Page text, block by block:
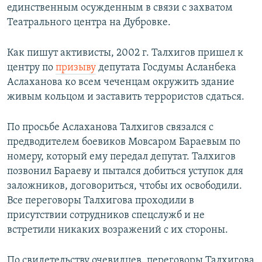
единственным осужденным в связи с захватом
Театрального центра на Дубровке.
Как пишут активисты, 2002 г. Талхигов пришел к
центру по призыву депутата Госдумы Асланбека
Аслаханова ко всем чеченцам окружить здание
живым кольцом и заставить террористов сдаться.
По просьбе Аслаханова Талхигов связался с
предводителем боевиков Мовсаром Бараевым по
номеру, который ему передал депутат. Талхигов
позвонил Бараеву и пытался добиться уступок для
заложников, договориться, чтобы их освободили.
Все переговоры Талхигова проходили в
присутствии сотрудников спецслужб и не
встретили никаких возражений с их стороны.